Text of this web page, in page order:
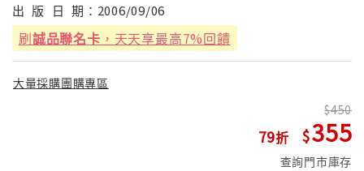
出 版 日 期： 2006/09/06
刷誠品聯名卡 ，天天享最高7%回饋
大量採購團購專區
79
450
355
查詢門市庫存